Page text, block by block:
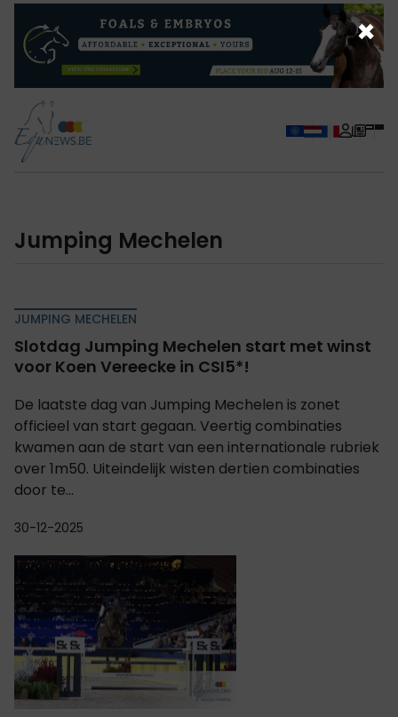
Jumping Mechelen
JUMPING MECHELEN
Slotdag Jumping Mechelen start met winst
voor Koen Vereecke in CSI5*!
De laatste dag van Jumping Mechelen is zonet
officieel van start gegaan. Veertig combinaties
kwamen aan de start van een internationale rubriek
over 1m50. Uiteindelijk wisten dertien combinaties
door te...
30-12-2025
×